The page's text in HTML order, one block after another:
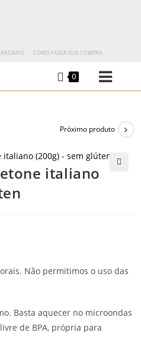
COMO FAZER SUA COMPRA
0
Próximo produto
italiano
Não permitimos o uso das
Basta aquecer no microondas
de BPA, própria para